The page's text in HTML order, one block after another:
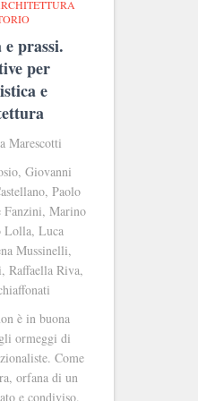
prassi.
per
e
Marescotti
Giovanni
Paolo
Fanzini, Marino
Lolla, Luca
Mussinelli,
Raffaella Riva,
è in buona
ormeggi di
Come
orfana di un
e condiviso.